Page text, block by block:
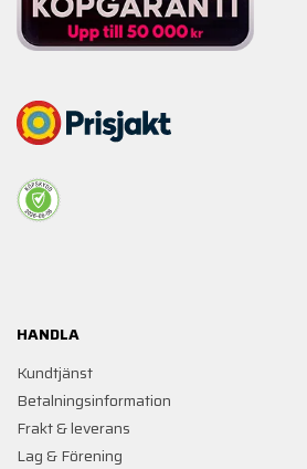
HANDLA
Kundtjänst
Betalningsinformation
Frakt & leverans
Lag & Förening